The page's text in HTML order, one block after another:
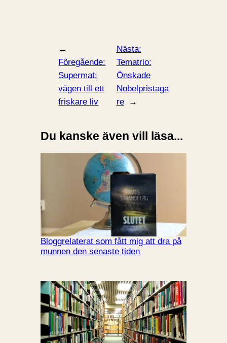
←
Föregående:
Supermat:
vägen till ett
friskare liv
Nästa:
Tematrio:
Önskade
Nobelpristaga
re
→
Du kanske även vill läsa...
Bloggrelaterat som fått mig att dra på
munnen den senaste tiden